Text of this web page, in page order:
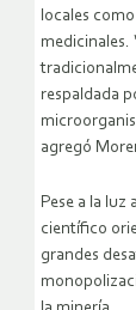
locales
medicinales.
respaldada
agregó
Pese a la
científico
grandes